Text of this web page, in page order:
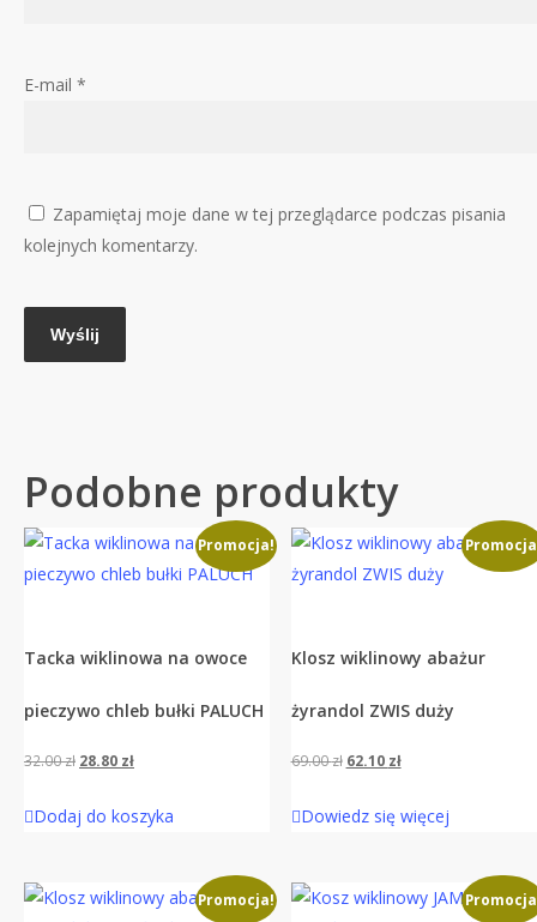
E-mail *
Zapamiętaj moje dane w tej przeglądarce podczas pisania
kolejnych komentarzy.
Podobne produkty
Promocja!
Tacka wiklinowa na owoce
pieczywo chleb bułki PALUCH
32.00zł Pierwotna
wynosiła:
28.80 złAktualna
wynosi:
Dodaj do koszyka
Klosz wiklinowy abażur
żyrandol ZWIS duży
69.00zł Pierwotna
wynosiła:
62.10 złAktualna
wynosi:
Dowiedz się więcej
Promocja!